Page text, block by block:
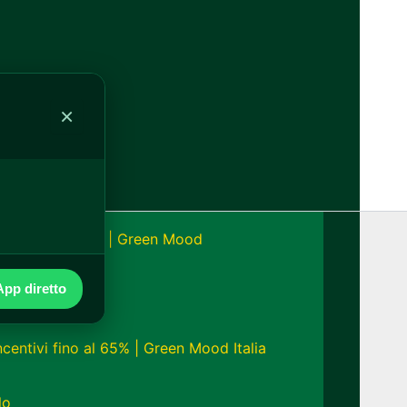
×
diretto
fino a 24h | Green Mood
fino al 65% | Green Mood Italia